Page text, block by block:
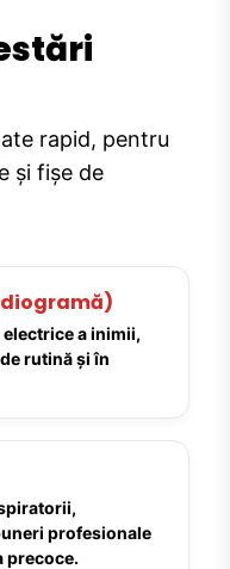
rapid, pentru
și fișe de
a inimii,
rutină și în
profesionale
precoce.